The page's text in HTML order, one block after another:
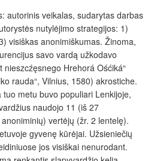
autorinis veikalas, sudarytas darbas
nutylėjimo strategijos: 1)
visiškas anonimiškumas. Žinoma,
savo vardą užkodavo
Hrehorá Ośćiká“
rauda“, Vilnius, 1580) akrostiche.
metu buvo populiari Lenkijoje,
naudojo 11 (iš 27
vertėjų (žr. 2 lentelę).
gyvenę kūrėjai. Užsieniečių
jos visiškai nenurodant.